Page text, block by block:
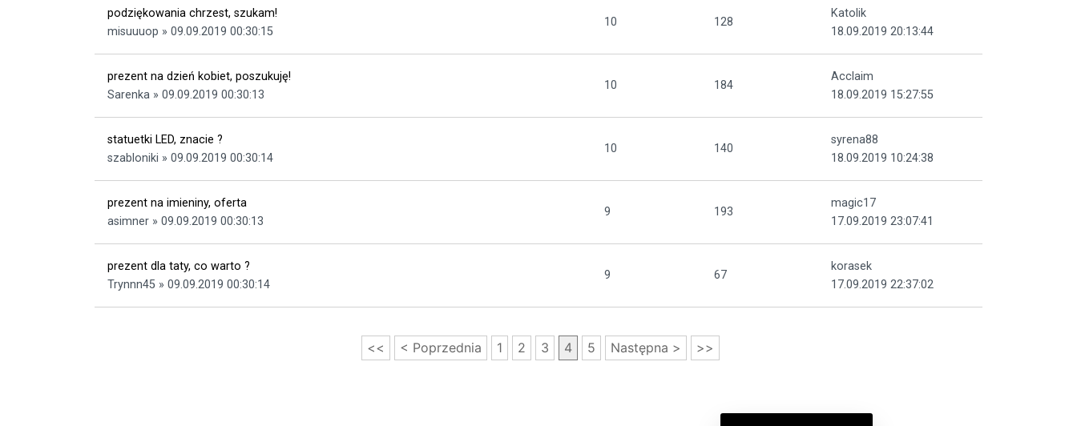
podziękowania chrzest, szukam!
misuuuop » 09.09.2019 00:30:15
10 128
Katolik
18.09.2019 20:13:44
prezent na dzień kobiet, poszukuję!
Sarenka » 09.09.2019 00:30:13
10 184
Acclaim
18.09.2019 15:27:55
statuetki LED, znacie ?
szabloniki » 09.09.2019 00:30:14
10 140
syrena88
18.09.2019 10:24:38
prezent na imieniny, oferta
asimner » 09.09.2019 00:30:13
9 193
magic17
17.09.2019 23:07:41
prezent dla taty, co warto ?
Trynnn45 » 09.09.2019 00:30:14
9 67
korasek
17.09.2019 22:37:02
<< < Poprzednia 1 2 3 4 5 Następna > >>